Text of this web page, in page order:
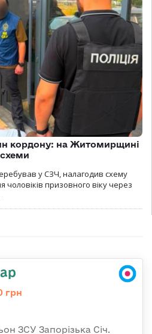
кордону: на Житомирщині
у СЗЧ, налагодив схему
призовного віку через
грн
ЗСУ Запорізька Січ.